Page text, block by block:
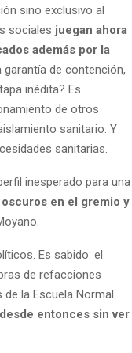
sino exclusivo al
sociales juegan ahora
además por la
de contención,
inédita? Es
de otros
sanitario. Y
sanitarias.
inesperado para una
en el gremio y
Es sabido: el
de refacciones
la Escuela Normal
entonces sin ver